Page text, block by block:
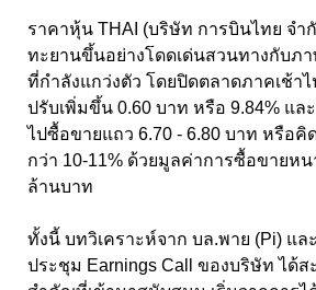
ราคาหุ้น THAI (บริษัท การบินไทย จำ
ทะยานขึ้นอย่างโดดเด่นสวนทางกับภ
ที่กำลังแกว่งตัว โดยปิดตลาดภาคเช้า
ปรับเพิ่มขึ้น 0.60 บาท หรือ 9.84% แล
ไปซื้อขายแถว 6.70 - 6.80 บาท หรือคิ
กว่า 10-11% ด้วยมูลค่าการซื้อขายห
ล้านบาท
ทั้งนี้ บทวิเคราะห์จาก บล.พาย (Pi) แ
ประชุม Earnings Call ของบริษัท ได้